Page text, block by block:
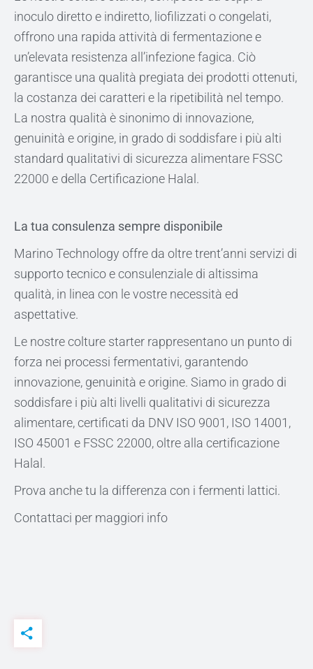
inoculo diretto e indiretto, liofilizzati o congelati,
offrono una rapida attività di fermentazione e
un’elevata resistenza all’infezione fagica. Ciò
garantisce una qualità pregiata dei prodotti ottenuti,
la costanza dei caratteri e la ripetibilità nel tempo.
La nostra qualità è sinonimo di innovazione,
genuinità e origine, in grado di soddisfare i più alti
standard qualitativi di sicurezza alimentare FSSC
22000 e della Certificazione Halal.
La tua consulenza sempre disponibile
Marino Technology offre da oltre trent’anni servizi di
supporto tecnico e consulenziale di altissima
qualità, in linea con le vostre necessità ed
aspettative.
Le nostre colture starter rappresentano un punto di
forza nei processi fermentativi, garantendo
innovazione, genuinità e origine. Siamo in grado di
soddisfare i più alti livelli qualitativi di sicurezza
alimentare, certificati da DNV ISO 9001, ISO 14001,
ISO 45001 e FSSC 22000, oltre alla certificazione
Halal.
Prova anche tu la differenza con i fermenti lattici.
Contattaci per maggiori info